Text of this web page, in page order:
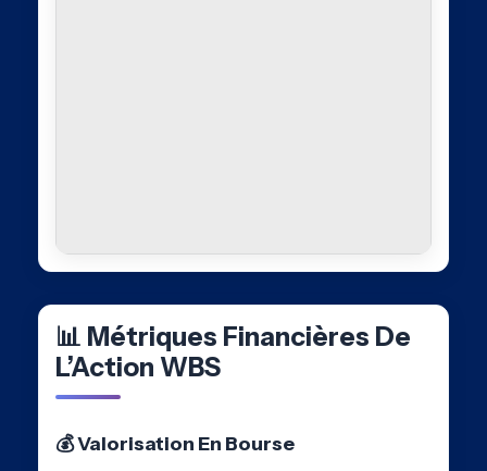
📊 Métriques Financières De
L’Action WBS
💰 Valorisation En Bourse